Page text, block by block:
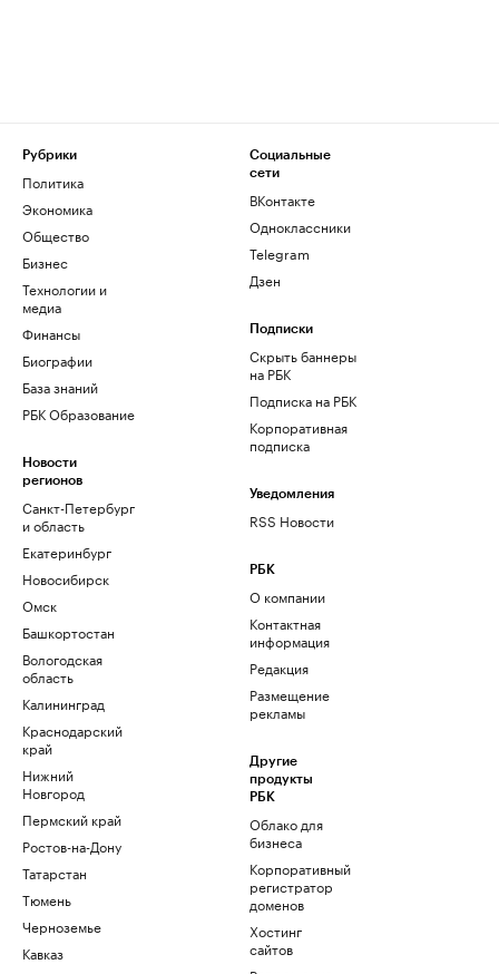
Рубрики
Политика
Экономика
Общество
Бизнес
Технологии и
медиа
Финансы
Биографии
База знаний
РБК Образование
Новости
регионов
Санкт-Петербург
и область
Екатеринбург
Новосибирск
Омск
Башкортостан
Вологодская
область
Калининград
Краснодарский
край
Нижний
Новгород
Пермский край
Ростов-на-Дону
Татарстан
Тюмень
Черноземье
Кавказ
Социальные
сети
ВКонтакте
Одноклассники
Telegram
Дзен
Подписки
Скрыть баннеры
на РБК
Подписка на РБК
Корпоративная
подписка
Уведомления
RSS Новости
РБК
О компании
Контактная
информация
Редакция
Размещение
рекламы
Другие
продукты
РБК
Облако для
бизнеса
Корпоративный
регистратор
доменов
Хостинг
сайтов